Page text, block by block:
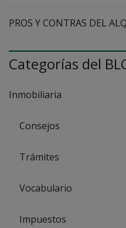
PROS Y CONTRAS DEL
Categorías del
Inmobiliaria
Consejos
Trámites
Vocabulario
Impuestos